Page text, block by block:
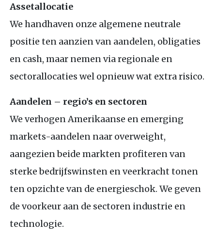
Assetallocatie
We handhaven onze algemene neutrale
positie ten aanzien van aandelen, obligaties
en cash, maar nemen via regionale en
sectorallocaties wel opnieuw wat extra risico.
Aandelen – regio’s en sectoren
We verhogen Amerikaanse en emerging
markets-aandelen naar overweight,
aangezien beide markten profiteren van
sterke bedrijfswinsten en veerkracht tonen
ten opzichte van de energieschok. We geven
de voorkeur aan de sectoren industrie en
technologie.